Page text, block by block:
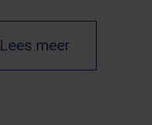
Lees meer